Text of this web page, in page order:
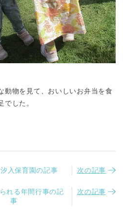
動物を見て、おいしいお弁当を食
でした。
入保育園の記事 次の記事
れる年間行事の記
事
次の記事